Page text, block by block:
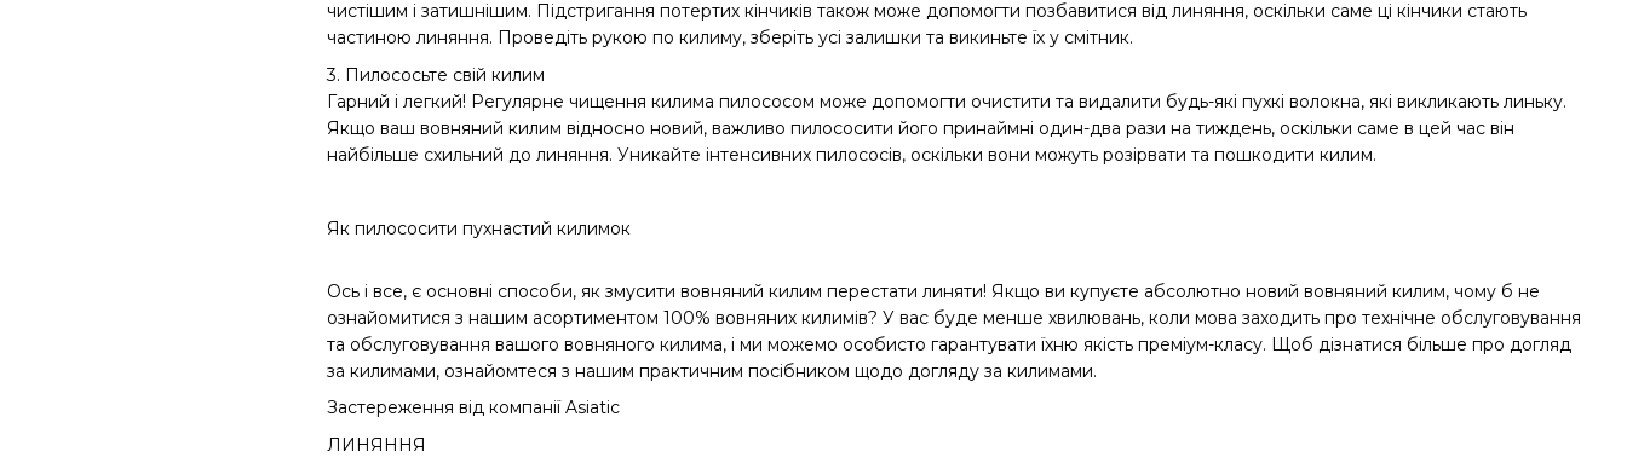
чистішим і затишнішим. Підстригання потертих кінчиків також може допомогти позбавитися від линяння, оскільки саме ці кінчики стають
частиною линяння. Проведіть рукою по килиму, зберіть усі залишки та викиньте їх у смітник.
3. Пилососьте свій килим
Гарний і легкий! Регулярне чищення килима пилососом може допомогти очистити та видалити будь-які пухкі волокна, які викликають линьку.
Якщо ваш вовняний килим відносно новий, важливо пилососити його принаймні один-два рази на тиждень, оскільки саме в цей час він
найбільше схильний до линяння. Уникайте інтенсивних пилососів, оскільки вони можуть розірвати та пошкодити килим.
Як пилососити пухнастий килимок
Ось і все, є основні способи, як змусити вовняний килим перестати линяти! Якщо ви купуєте абсолютно новий вовняний килим, чому б не
ознайомитися з нашим асортиментом 100% вовняних килимів? У вас буде менше хвилювань, коли мова заходить про технічне обслуговування
та обслуговування вашого вовняного килима, і ми можемо особисто гарантувати їхню якість преміум-класу. Щоб дізнатися більше про догляд
за килимами, ознайомтеся з нашим практичним посібником щодо догляду за килимами.
Застереження від компанії Asiatic
ЛИНЯННЯ